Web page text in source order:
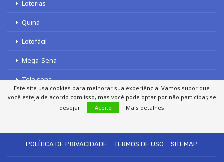
Loterias
Quina
Lotofácil
Mega-Sena
Tele sena
POLÍTICA DE PRIVACIDADE
TERMOS DE USO SITEMAP
Este site usa cookies para melhorar sua experiência. Vamos supor que
você esteja de acordo com isso, mas você pode optar por não participar, se
desejar.
Aceito Mais detalhes